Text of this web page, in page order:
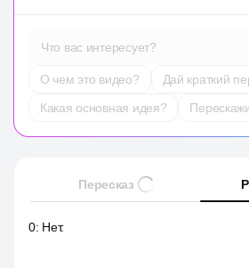
Что вас интересует?
О чем это видео?
Дай краткий
Какая основная идея?
Пересказ
0: Нет.